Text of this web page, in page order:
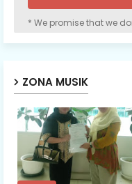
* We promise that we
ZONA MUSIK